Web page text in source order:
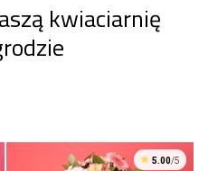
kwiaciarnię
5.00/5